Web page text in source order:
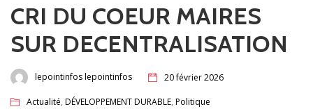
CRI DU COEUR MAIRES
SUR DECENTRALISATION
lepointinfos lepointinfos 20 février 2026
Actualité,DÉVELOPPEMENT DURABLE,Politique